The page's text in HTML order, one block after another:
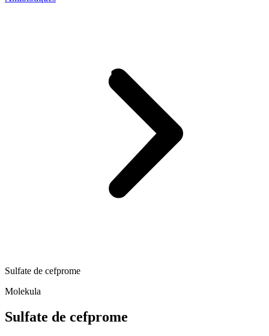
Sulfate de cefprome
Molekula
Sulfate de cefprome